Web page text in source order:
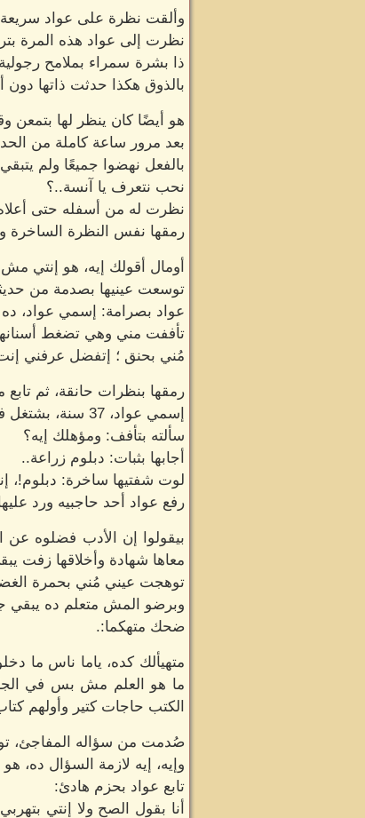
وألقت نظرة على عواد سريعة
نظرت إلى عواد هذه المرة
ذا بشرة سمراء بملامح
بالذوق هكذا حدثت ذاتها دون
هو أيضًا كان ينظر لها بتمعن
بعد مرور ساعة كاملة من
بالفعل نهضوا جميعًا ولم
نحب نتعرف يا آنسة..؟
نظرت له من أسفله حتى
رمقها نفس النظرة الساخرة
أومال أقولك إيه، هو إنتي
توسعت عينيها بصدمة من
عواد بصرامة: إسمي عواد، ده
تأففت مني وهي تضغط
مُني بحنق ؛ إتفضل عرفني
رمقها بنظرات حانقة، ثم
إسمي عواد، 37 سنة، بشتغل في مصنع بلاستك مع أبويا والمصنع بتاعتنا ملكنا..
سألته بتأفف: ومؤهلك إيه؟
أجابها بثبات: دبلوم زراعة..
لوت شفتيها ساخرة: دبلوم!،
رفع عواد أحد حاجبيه ورد
بيقولوا إن الأدب فضلوه عن
معاها شهادة وأخلاقها زفت
توهجت عيني مُني بحمرة
وبرضو المش متعلم ده
ضحك متهكما:.
متهيألك كده، ياما ناس ما
ما هو العلم مش بس في
الكتب حاجات كتير وأولهم
صُدمت من سؤاله المفاجئ،
وإيه، إيه لازمة السؤال ده،
تابع عواد بحزم هادئ:
أنا بقول الصح ولا إنتي